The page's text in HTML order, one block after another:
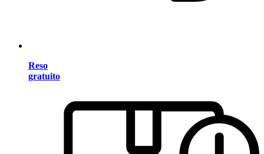
Reso
gratuito